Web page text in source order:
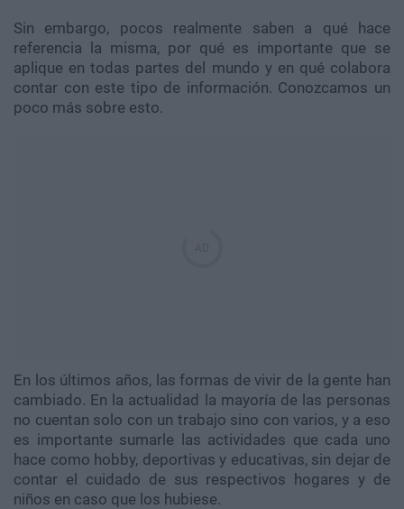
Sin embargo, pocos realmente saben a qué hace
referencia la misma, por qué es importante que se
aplique en todas partes del mundo y en qué colabora
contar con este tipo de información. Conozcamos un
poco más sobre esto.
En los últimos años, las formas de vivir de la gente han
cambiado. En la actualidad la mayoría de las personas
no cuentan solo con un trabajo sino con varios, y a eso
es importante sumarle las actividades que cada uno
hace como hobby, deportivas y educativas, sin dejar de
contar el cuidado de sus respectivos hogares y de
niños en caso que los hubiese.